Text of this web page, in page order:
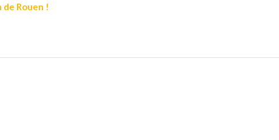
Rouen !